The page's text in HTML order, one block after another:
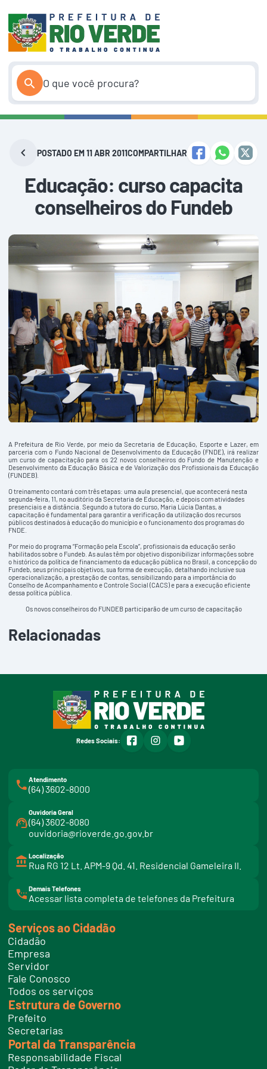
conteúdo
POSTADO EM 11 ABR 2011COMPARTILHAR
Educação: curso capacita
conselheiros do Fundeb
A Prefeitura de Rio Verde, por meio da Secretaria de Educação, Esporte e Lazer, em
parceria com o Fundo Nacional de Desenvolvimento da Educação (FNDE), irá realizar
um curso de capacitação para os 22 novos conselheiros do Fundo de Manutenção e
Desenvolvimento da Educação Básica e de Valorização dos Profissionais da Educação
(FUNDEB).
O treinamento contará com três etapas: uma aula presencial, que acontecerá nesta
segunda-feira, 11, no auditório da Secretaria de Educação, e depois com atividades
presenciais e a distância. Segundo a tutora do curso, Maria Lúcia Dantas, a
capacitação é fundamental para garantir a verificação da utilização dos recursos
públicos destinados à educação do município e o funcionamento dos programas do
FNDE.
Por meio do programa “Formação pela Escola”, profissionais da educação serão
habilitados sobre o Fundeb. As aulas têm por objetivo disponibilizar informações sobre
o histórico da política de financiamento da educação pública no Brasil, a concepção do
Fundeb, seus principais objetivos, sua forma de execução, detalhando inclusive sua
operacionalização, a prestação de contas, sensibilizando para a importância do
Conselho de Acompanhamento e Controle Social (CACS) e para a execução eficiente
dessa política pública.
Os novos conselheiros do FUNDEB participarão de um curso de capacitação
Relacionadas
Redes Sociais: facebookinstagramyoutube
Atendimento
(64) 3602-8000
Ouvidoria Geral
(64) 3602-8080
ouvidoria@rioverde.go.gov.br
Localização
Rua RG 12 Lt. APM-9 Qd. 41. Residencial Gameleira II.
Demais Telefones
Acessar lista completa de telefones da Prefeitura
i
t
e
l
f
o
e
s
Serviços ao Cidadão
Cidadão
Empresa
Servidor
Fale Conosco
Todos os serviços
Estrutura de Governo
Prefeito
Secretarias
Portal da Transparência
Responsabilidade Fiscal